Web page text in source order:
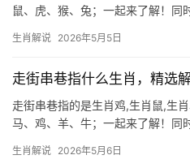
鼠、虎、猴、兔；一起来了解！同
腾不息，生肖马之人天生带风，行
生肖解说 2026年5月5日
走街串巷指什么生肖，精选
走街串巷指的是生肖鸡,生肖鼠,生
马、鸡、羊、牛；一起来了解！同
复杂环境中穿梭，如同夜行的老鼠
生肖解说 2026年5月6日